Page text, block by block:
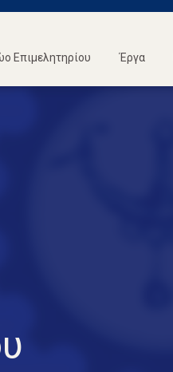
Επιμελητηρίου Έργα